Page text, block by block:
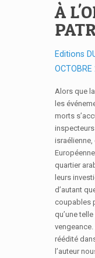
À
Editions
Alors que
les
morts
israélienne,
quartier
leurs
d’autant
coupables
qu’une
réédité
l’auteur